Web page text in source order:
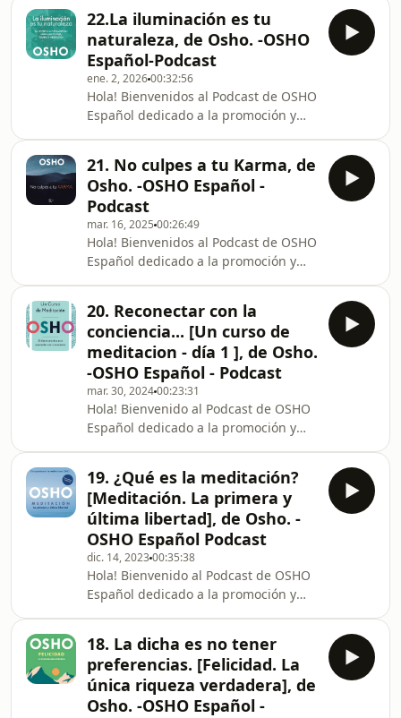
activid
un nuevo episodio, elnº 23, con el que
añadimos un nuevo título a nuestra
biblioteca. Mi nombre es Charna (Luis
Martin-Santos) y formo parte del
equipo de Osho
Internacionalocupado en traducir y
difundir la obra de Osho publicada en
la actualidad enmas de 50 idi
22.La iluminación es tu
naturaleza, de Osho. -OSHO
Español-Podcast
ene. 2, 202600:32:56
Hola! Bienvenidos al Podcast de OSHO
Español dedicado a la promoción y
actividad con un nuevo episodio, el nº
22, en el que añadimos un nuevo
título a nuestra biblioteca. El libro en
cuestión se titula La iluminación es tu
naturaleza, La diferencia fundamental
entre psicología, terapia y
meditación. Recientemente la
editorial Gaia Ediciones ha
21. No culpes a tu Karma, de
Osho. -OSHO Español -
Podcast
mar. 16, 2025 00:26:49
Hola! Bienvenidos al Podcast de OSHO
Español dedicado a la promoción y
actividad en iniciamos nuestra 4ª
temporada con un nuevo episodio, el
número 21, en el que os presentamos
un nuevo título de Osho
recientemente traducido por Editorial
Kairos, titulado: No culpes a tu
Karma.Durante su vida Osho dejo
publicados mas de trescientos
cincuenta títu
20. Reconectar con la
conciencia... [Un curso de
meditacion - día 1 ], de Osho.
-OSHO Español - Podcast
mar. 30, 202400:23:31
Hola! Bienvenido al Podcast de OSHO
Español dedicado a la promoción y
nuevo episodio, el nº20, El libro que
os vamos a presentar hoy se titula: Un
Curso de meditación . 21 días de
práctica para reconectar con la
conciencia y tiene una característica
especial. Se trata de un libro práctico
y transformador diseñado para que,
en
19. ¿Qué es la meditación?
[Meditación. La primera y
última libertad], de Osho. -
OSHO Español Podcast
dic. 14, 202300:35:38
Hola! Bienvenido al Podcast de OSHO
Español dedicado a la promoción y
actividad con un nuevo episodio, el
nº19, para hablaros de un libro
importante: Meditación la primera y
última libertad. Una guía de las
18. La dicha es no tener
preferencias. [Felicidad. La
única riqueza verdadera], de
Osho. -OSHO Español -